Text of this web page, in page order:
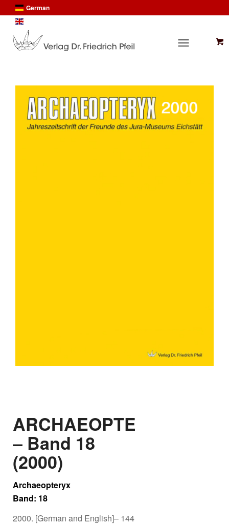
German
ARCHAEOPTERYX
– Band 18
(2000)
Archaeopteryx
Band: 18
2000. [German and English]– 144